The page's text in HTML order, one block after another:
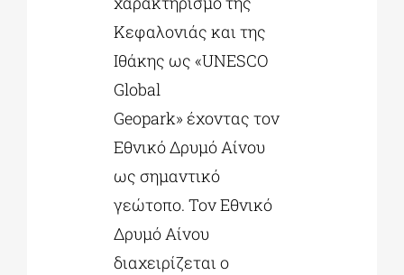
Κεφαλονιάς και της
Ιθάκης ως «UNESCO
Global
Geopark» έχοντας τον
Εθνικό Δρυμό Αίνου
ως σημαντικό
γεώτοπο. Τον Εθνικό
Δρυμό Αίνου
διαχειρίζεται ο